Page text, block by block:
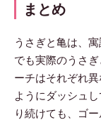
まとめ
うさぎと亀は、
でも実際のうさ
ーチはそれぞれ
ようにダッシュ
り続けても、ゴ